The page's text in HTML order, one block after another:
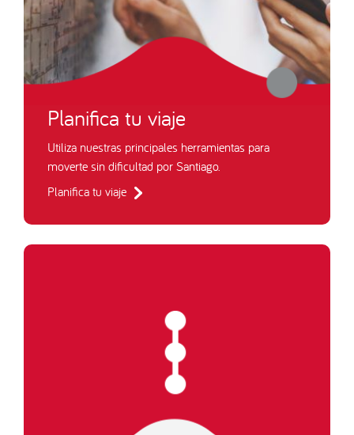
Planifica tu viaje
Utiliza nuestras principales herramientas para
moverte sin dificultad por Santiago.
Planifica tu viaje